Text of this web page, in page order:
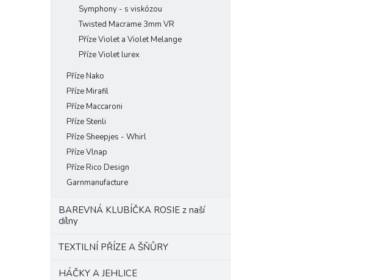
Symphony - s viskózou
Twisted Macrame 3mm VR
Příze Violet a Violet Melange
Příze Violet lurex
Příze Nako
Příze Mirafil
Příze Maccaroni
Příze Stenli
Příze Sheepjes - Whirl
Příze Vlnap
Příze Rico Design
Garnmanufacture
BAREVNÁ KLUBÍČKA ROSIE z naší
dílny
TEXTILNÍ PŘÍZE A ŠŇŮRY
HÁČKY A JEHLICE